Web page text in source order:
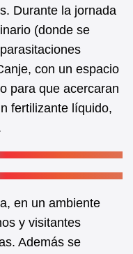
Durante la jornada
(donde se
con un espacio
para que acercaran
fertilizante líquido,
en un ambiente
y visitantes
Además se